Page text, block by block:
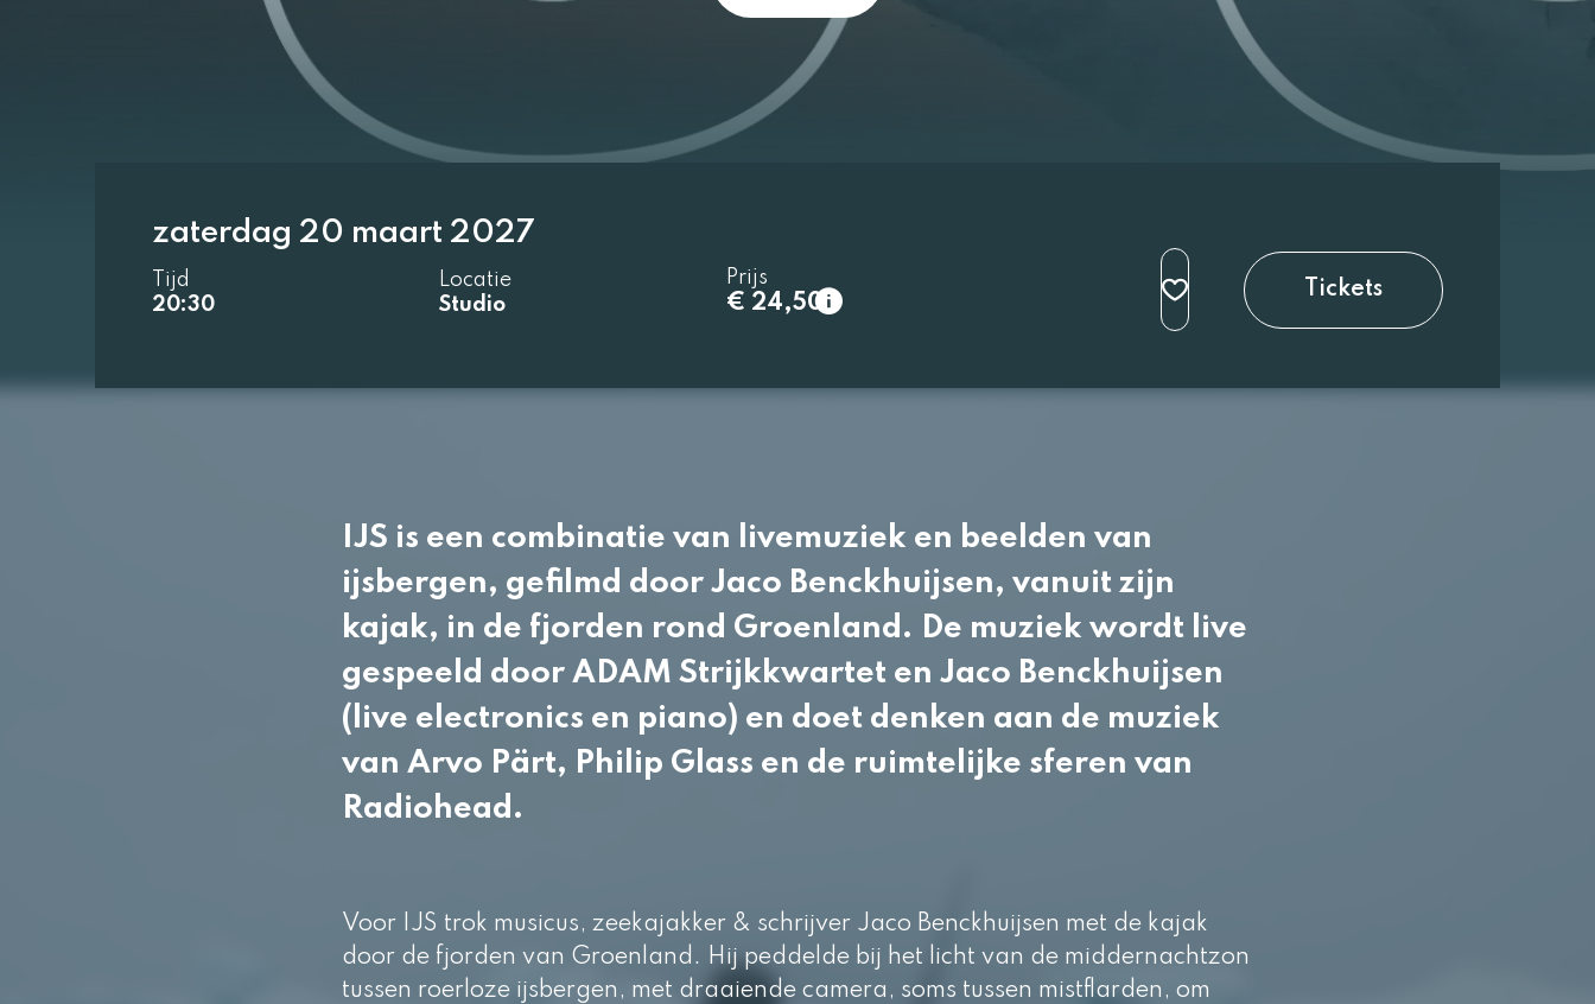
zaterdag 20 maart 2027
Tijd
20:30
Locatie
Studio
Prijs
€ 24,50
Tickets
IJS is een combinatie van livemuziek en beelden van
ijsbergen, gefilmd door Jaco Benckhuijsen, vanuit zijn
kajak, in de fjorden rond Groenland. De muziek wordt live
gespeeld door ADAM Strijkkwartet en Jaco Benckhuijsen
(live electronics en piano) en doet denken aan de muziek
van Arvo Pärt, Philip Glass en de ruimtelijke sferen van
Radiohead.
Voor IJS trok musicus, zeekajakker & schrijver Jaco Benckhuijsen met de kajak
door de fjorden van Groenland. Hij peddelde bij het licht van de middernachtzon
tussen roerloze ijsbergen, met draaiende camera, soms tussen mistflarden, om